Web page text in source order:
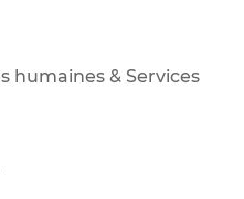
humaines & Services